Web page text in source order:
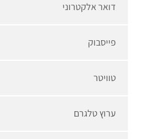
דואר אלקטרוני
פייסבוק
טוויטר
ערוץ טלגרם